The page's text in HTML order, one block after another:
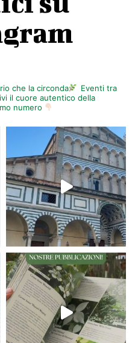
che la circonda
Eventi tra
il cuore autentico della
numero